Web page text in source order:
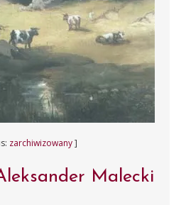
zarchiwizowany]
Malecki